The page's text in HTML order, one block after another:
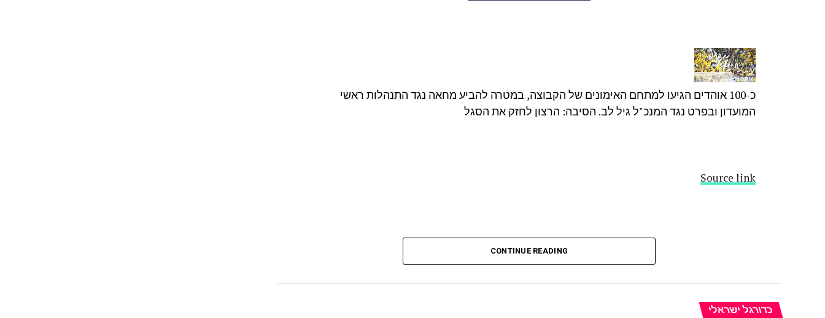
כ-100 אוהדים הגיעו למתחם האימונים של הקבוצה, במטרה להביע מחאה נגד התנהלות ראשי
המועדון ובפרט נגד המנכ"ל גיל לב. הסיבה: הרצון לחזק את הסגל
Source link
CONTINUE READING
כדורגל ישראלי